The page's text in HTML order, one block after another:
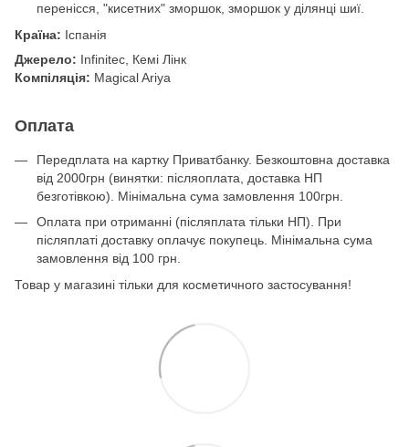
перенісся, "кисетних" зморшок, зморшок у ділянці шиї.
Країна: Іспанія
Джерело: Infinitec, Кемі Лінк
Компіляція: Magical Ariya
Оплата
Передплата на картку Приватбанку. Безкоштовна доставка
від 2000грн (винятки: післяоплата, доставка НП
безготівкою). Мінімальна сума замовлення 100грн.
Оплата при отриманні (післяплата тільки НП). При
післяплаті доставку оплачує покупець. Мінімальна сума
замовлення від 100 грн.
Товар у магазині тільки для косметичного застосування!